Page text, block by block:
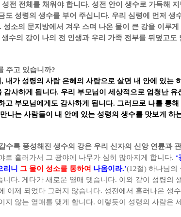
전 전체를 채워야 합니다. 성전 안이 생수로 가득해
도 성령의 생수를 부어 주십니다. 우리 심령에 먼저 생
. 성소의 문지방에서 겨우 스며 나온 물이 큰 강을 이루게
수의 강이 나의 전 인생과 우리 가족 전부를 뒤덮고도
주고 있습니까?
, 내가 성령의 사람 은혜의 사람으로 살면 내 안에 있는
감사하게 됩니다. 우리 부모님이 세상적으로 엄청난 유
고 부모님에게도 감사하게 됩니다. 그러므로 나를 통
나는 사람들이 내 안에 있는 성령의 생수를 맛보게 하
수록 풍성해진 생수의 강은 우리 신자의 신앙 연륜과
로 흘러가서 그 광야에 나무가 심히 많아지게 합니다. ‘
리니 그 물이 성소를 통하여 나옴이라.’(12절) 하나님의
니다. 게다가 새로운 열매 맺습니다. 이와 같이 성령의
이제 되었다 그러지 않습니다. 성전에서 흘러나온 생
지 않는 열매를 맺게 합니다. 이렇듯이 성령의 사람은